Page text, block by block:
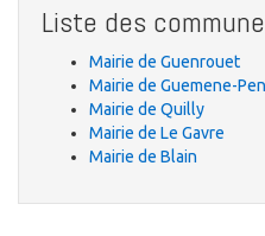
Liste des
Mairie de Guenrouet
Mairie de Guemene-
Mairie de Quilly
Mairie de Le Gavre
Mairie de Blain